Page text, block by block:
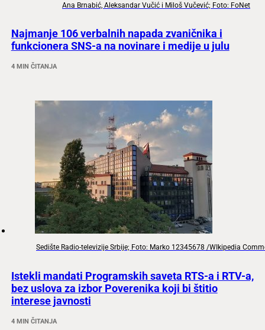
Ana Brnabić, Aleksandar Vučić i Miloš Vučević; Foto: FoNet
Najmanje 106 verbalnih napada zvaničnika i
funkcionera SNS-a na novinare i medije u julu
4 MIN ČITANJA
Sedište Radio-televizije Srbije; Foto: Marko 12345678 /WIkipedia
Istekli mandati Programskih saveta RTS-a i RTV-a,
bez uslova za izbor Poverenika koji bi štitio
interese javnosti
4 MIN ČITANJA